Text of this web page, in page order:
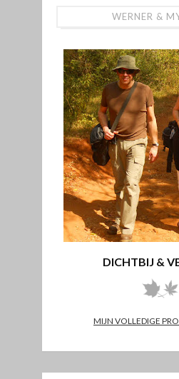
WERNER &
DICHTBIJ &
MIJN VOLLEDIGE